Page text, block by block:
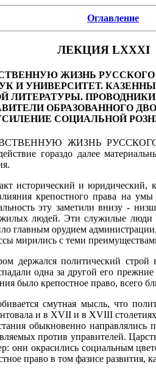
Оглавление
ЛЕКЦИЯ LXXXI
ЖИЗНЬ
И УНИВЕРСИТЕТ.
ОБРАЗОВАННОГО
СОЦИАЛЬНОЙ
ЖИЗНЬ
гораздо далее
исторический и
крепостного права на
эту заметили внизу -
людей. Эти служилые
главным орудием
мирились с теми
политический строй
одна за другой его
было крепостное право, всего
смутная мысль, что
и в XVII и в XVIII
обыкновенно
против управителей.
они окрасились социальным
право в том фазисе